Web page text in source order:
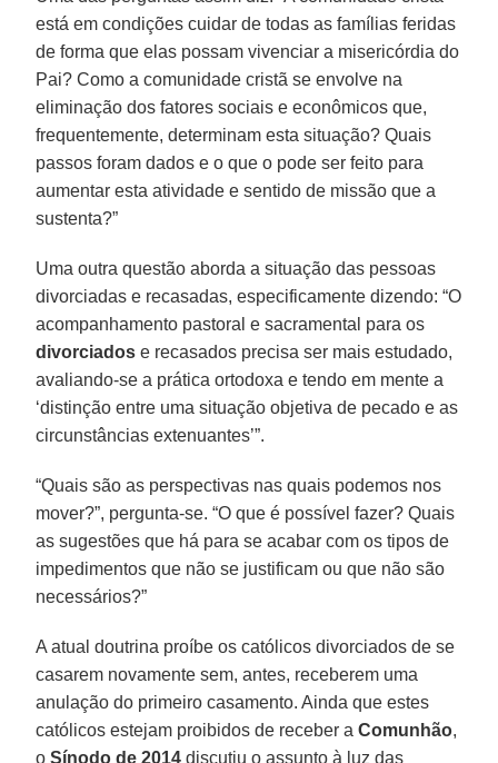
está em condições cuidar de todas as famílias feridas
de forma que elas possam vivenciar a misericórdia do
Pai? Como a comunidade cristã se envolve na
eliminação dos fatores sociais e econômicos que,
frequentemente, determinam esta situação? Quais
passos foram dados e o que o pode ser feito para
aumentar esta atividade e sentido de missão que a
sustenta?”
Uma outra questão aborda a situação das pessoas
divorciadas e recasadas, especificamente dizendo: “O
acompanhamento pastoral e sacramental para os
divorciados e recasados precisa ser mais estudado,
avaliando-se a prática ortodoxa e tendo em mente a
‘distinção entre uma situação objetiva de pecado e as
circunstâncias extenuantes’”.
“Quais são as perspectivas nas quais podemos nos
mover?”, pergunta-se. “O que é possível fazer? Quais
as sugestões que há para se acabar com os tipos de
impedimentos que não se justificam ou que não são
necessários?”
A atual doutrina proíbe os católicos divorciados de se
casarem novamente sem, antes, receberem uma
anulação do primeiro casamento. Ainda que estes
católicos estejam proibidos de receber aComunhão,
oSínodo de 2014 discutiu o assunto à luz das